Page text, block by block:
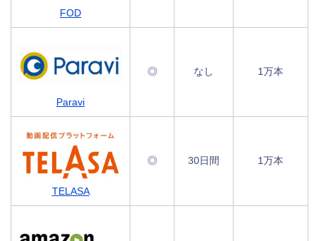
FOD
Paravi
◎ なし 1万本
TELASA
◎ 30日間 1万本